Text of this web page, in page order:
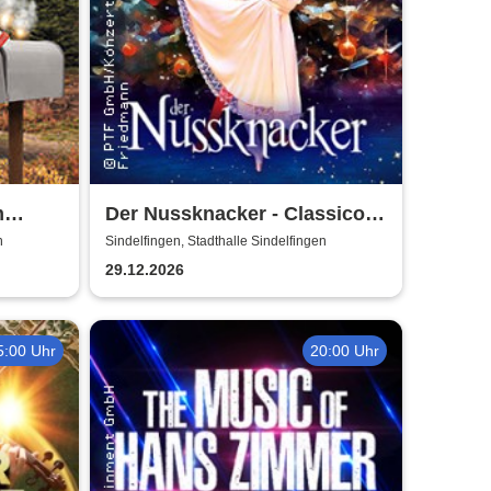
Der Nussknacker - Classico
Ballet Napoli
Sindelfingen, Stadthalle Sindelfingen
29.12.2026
Uhr 20:00 Uhr